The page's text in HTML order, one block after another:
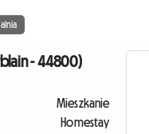
- 44800)
Mieszkanie
Homestay